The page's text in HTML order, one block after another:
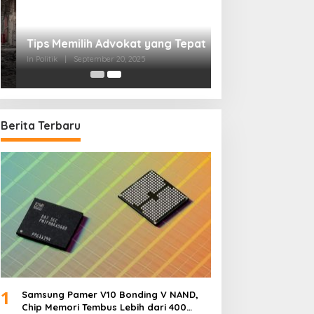
Tips Memilih Advokat yang Tepat
In Politik | September 20, 2025
Berita Terbaru
1
Samsung Pamer V10 Bonding V NAND,
Chip Memori Tembus Lebih dari 400